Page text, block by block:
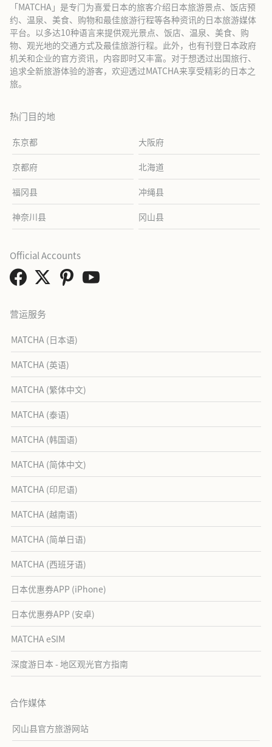
「MATCHA」是专门为喜爱日本的旅客介绍日本旅游景点、饭店预
约、温泉、美食、购物和最佳旅游行程等各种资讯的日本旅游媒体
平台。以多达10种语言来提供观光景点、饭店、温泉、美食、购
物、观光地的交通方式及最佳旅游行程。此外，也有刊登日本政府
机关和企业的官方资讯，内容即时又丰富。对于想透过出国旅行、
追求全新旅游体验的游客，欢迎透过MATCHA来享受精彩的日本之
旅。
热门目的地
东京都 大阪府
京都府 北海道
福冈县 冲绳县
神奈川县 冈山县
营运服务
MATCHA (日本语)
MATCHA (英语)
MATCHA (繁体中文)
MATCHA (泰语)
MATCHA (韩国语)
MATCHA (简体中文)
MATCHA (印尼语)
MATCHA (越南语)
MATCHA (简单日语)
MATCHA (西班牙语)
日本优惠券APP (iPhone)
日本优惠券APP (安卓)
MATCHA eSIM
深度游日本 - 地区观光官方指南
合作媒体
冈山县官方旅游网站
Official Accounts